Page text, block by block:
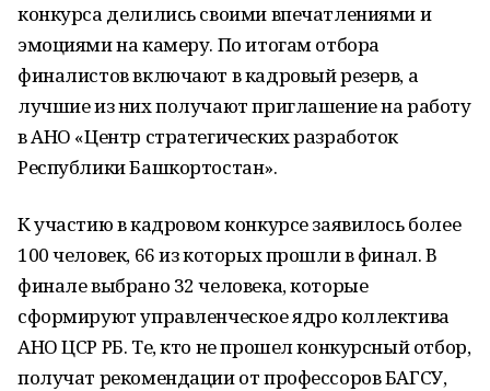
конкурса делились своими впечатлениями и
эмоциями на камеру. По итогам отбора
финалистов включают в кадровый резерв, а
лучшие из них получают приглашение на работу
в АНО «Центр стратегических разработок
Республики Башкортостан».
К участию в кадровом конкурсе заявилось более
100 человек, 66 из которых прошли в финал. В
финале выбрано 32 человека, которые
сформируют управленческое ядро коллектива
АНО ЦСР РБ. Те, кто не прошел конкурсный отбор,
получат рекомендации от профессоров БАГСУ,